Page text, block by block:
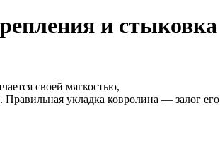
и стыковка
своей мягкостью,
укладка ковролина — залог его